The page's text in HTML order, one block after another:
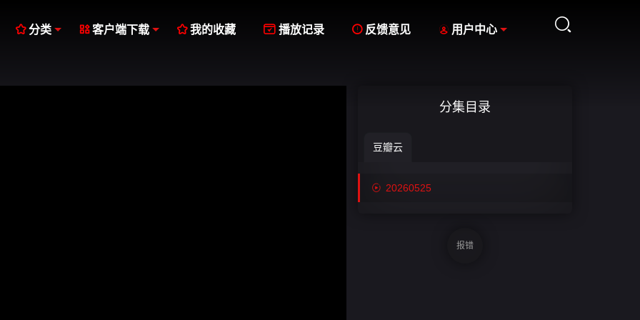

分类 客户端下载 我的收藏  播放记录  反馈意见  用户中心
分集目录
豆瓣云
 20260525
报错